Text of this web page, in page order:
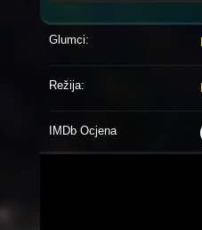
Glumci:
Režija:
IMDb Ocjena